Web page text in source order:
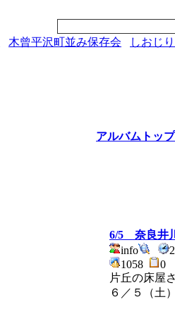
木曾平沢町並み保存会 しおじ
アルバムトップ
6/5 奈良井
info
1058
片丘の床屋
６／５（土